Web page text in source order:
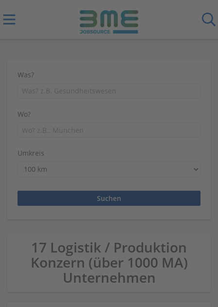
Was?
Wo?
Umkreis
17 Logistik / Produktion
Konzern (über 1000 MA)
Unternehmen